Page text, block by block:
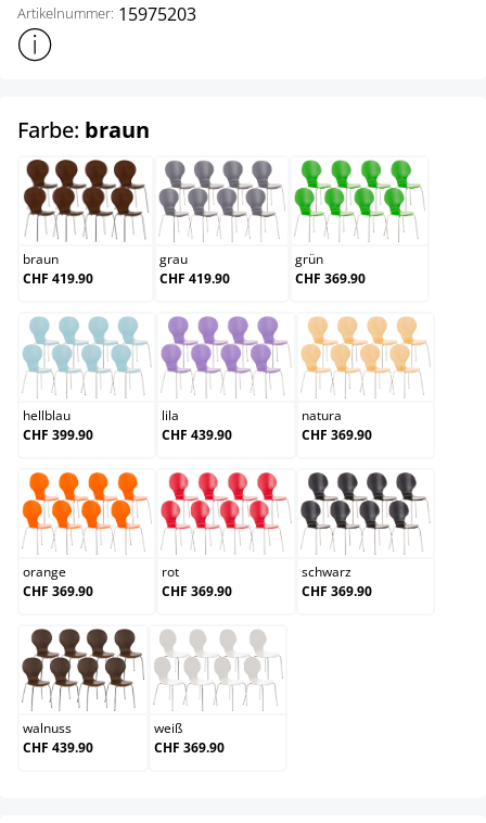
Artikelnummer: 15975203
Weitere Produktinformationen anzeigen
Farbe: braun
braun
braun
CHF 419.90
grau
grau
CHF 419.90
grün
grün
CHF 369.90
hellblau
hellblau
CHF 399.90
lila
lila
CHF 439.90
natura
natura
CHF 369.90
orange
orange
CHF 369.90
rot
rot
CHF 369.90
schwarz
schwarz
CHF 369.90
walnuss
walnuss
CHF 439.90
weiß
weiß
CHF 369.90